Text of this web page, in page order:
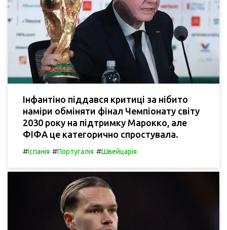
Інфантіно піддався критиці за нібито
наміри обміняти фінал Чемпіонату світу
2030 року на підтримку Марокко, але
ФІФА це категорично спростувала.
#Іспанія #Португалія #Швейцарія